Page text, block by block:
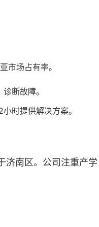
市场占有率。
断故障。
时提供解决方案。
济南区。公司注重产学